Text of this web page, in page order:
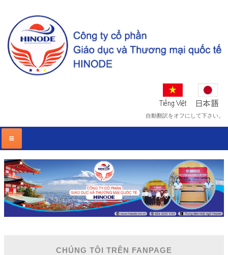
自動翻訳をオフにして下さい。
CHÚNG TÔI TRÊN FANPAGE